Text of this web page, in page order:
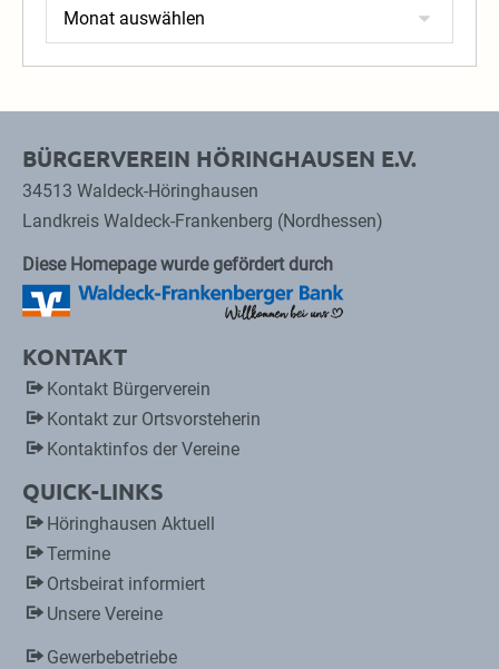
Archiv
BÜRGERVEREIN HÖRINGHAUSEN E.V.
34513 Waldeck-Höringhausen
Landkreis Waldeck-Frankenberg (Nordhessen)
Diese Homepage wurde gefördert durch
KONTAKT
Kontakt Bürgerverein
Kontakt zur Ortsvorsteherin
Kontaktinfos der Vereine
QUICK-LINKS
Höringhausen Aktuell
Termine
Ortsbeirat informiert
Unsere Vereine
Gewerbebetriebe